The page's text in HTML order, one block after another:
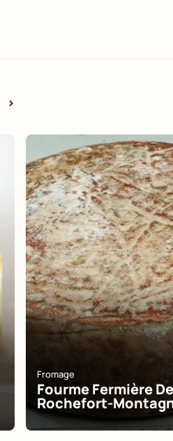
>
Fromage
Fourme Fermière De
Rochefort-